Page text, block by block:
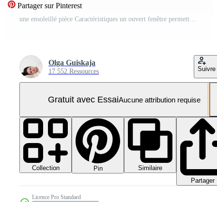
Partager sur Pinterest
une ensoleillé pièce Caractéristiques un ouvert fenêtre permettant Frais air à couler à l'intérieur, tandis que doux rideaux doucement bouge toi avec le brise, création une paisible atmosphère Vidéo Pro
Olga Guiskaja
17 552 Ressources Suivre
Gratuit avec EssaiAucune attribution requise
Collection Pin
Similaire
Partager
Licence Pro Standard